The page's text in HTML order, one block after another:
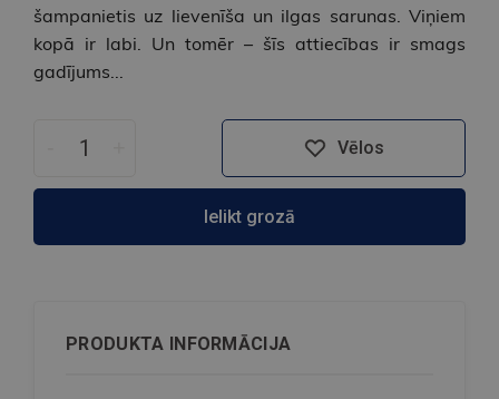
šampanietis uz lievenīša un ilgas sarunas. Viņiem
kopā ir labi. Un tomēr – šīs attiecības ir smags
gadījums...
Vēlos
Ielikt grozā
PRODUKTA INFORMĀCIJA